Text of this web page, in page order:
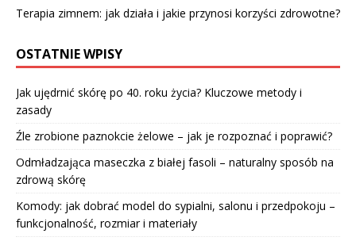
Terapia zimnem: jak działa i jakie przynosi korzyści zdrowotne?
OSTATNIE WPISY
Jak ujędrnić skórę po 40. roku życia? Kluczowe metody i
zasady
Źle zrobione paznokcie żelowe – jak je rozpoznać i poprawić?
Odmładzająca maseczka z białej fasoli – naturalny sposób na
zdrową skórę
Komody: jak dobrać model do sypialni, salonu i przedpokoju –
funkcjonalność, rozmiar i materiały